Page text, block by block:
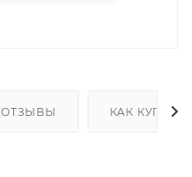
ОТЗЫВЫ КАК КУПИТЬ